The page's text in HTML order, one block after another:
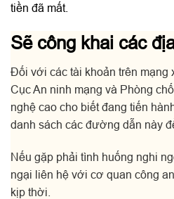
tiền đã mất.
Sẽ công khai các
Đối với các tài khoản trên mạng
Cục An ninh mạng và Phòng
nghệ cao cho biết đang tiến
danh sách các đường dẫn này
Nếu gặp phải tình huống nghi
ngại liên hệ với cơ quan công
kịp thời.